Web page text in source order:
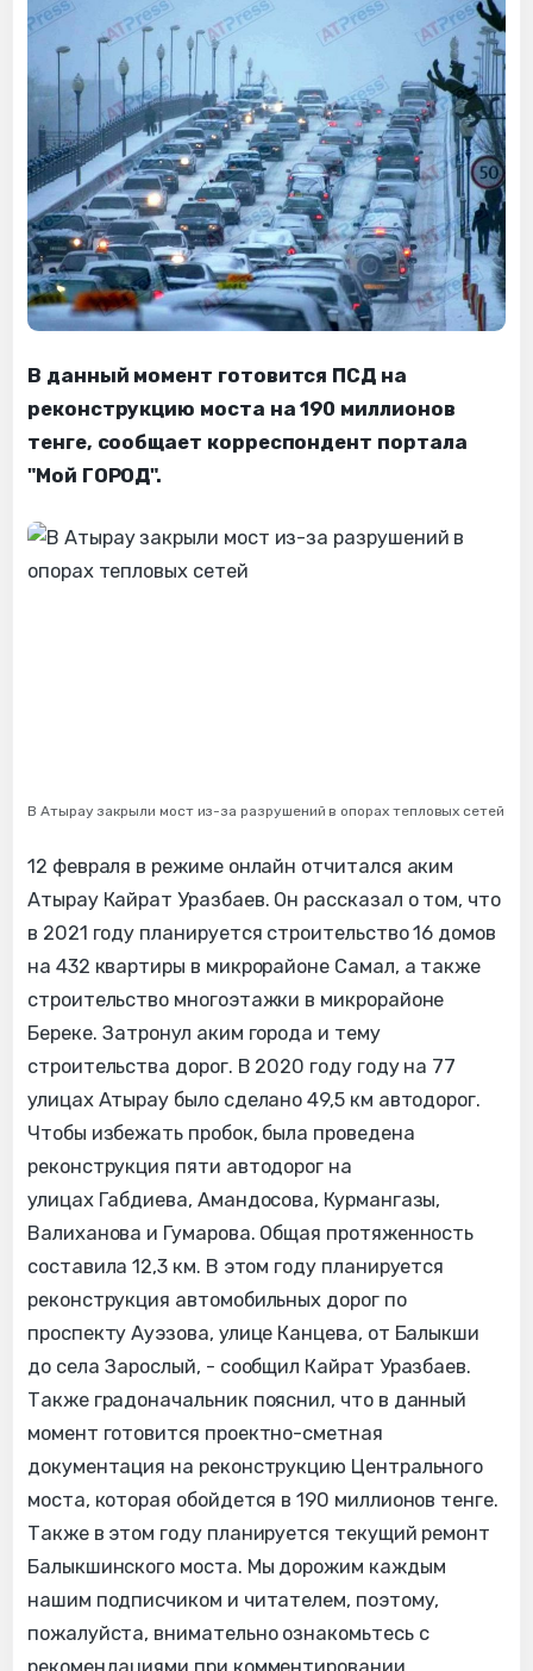
В данный момент готовится ПСД на
реконструкцию моста на 190 миллионов
тенге, сообщает корреспондент портала
"Мой ГОРОД".
В Атырау закрыли мост из-за разрушений в опорах тепловых сетей
12 февраля в режиме онлайн отчитался аким
Атырау Кайрат Уразбаев. Он рассказал о том, что
в 2021 году планируется строительство 16 домов
на 432 квартиры в микрорайоне Самал, а также
строительство многоэтажки в микрорайоне
Береке. Затронул аким города и тему
строительства дорог. В 2020 году году на 77
улицах Атырау было сделано 49,5 км автодорог.
Чтобы избежать пробок, была проведена
реконструкция пяти автодорог на
улицах Габдиева, Амандосова, Курмангазы,
Валиханова и Гумарова. Общая протяженность
составила 12,3 км. В этом году планируется
реконструкция автомобильных дорог по
проспекту Ауэзова, улице Канцева, от Балыкши
до села Зарослый, - сообщил Кайрат Уразбаев.
Также градоначальник пояснил, что в данный
момент готовится проектно-сметная
документация на реконструкцию Центрального
моста, которая обойдется в 190 миллионов тенге.
Также в этом году планируется текущий ремонт
Балыкшинского моста. Мы дорожим каждым
нашим подписчиком и читателем, поэтому,
пожалуйста, внимательно ознакомьтесь с